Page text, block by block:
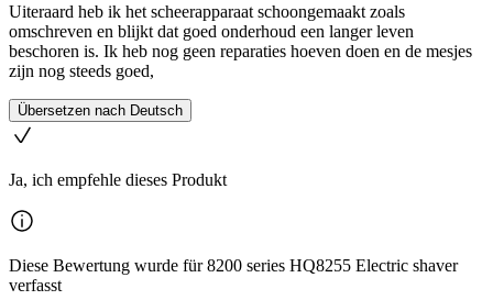
Uiteraard heb ik het scheerapparaat schoongemaakt zoals
omschreven en blijkt dat goed onderhoud een langer leven
beschoren is. Ik heb nog geen reparaties hoeven doen en de mesjes
zijn nog steeds goed,
Übersetzen nach Deutsch
Ja, ich empfehle dieses Produkt
Diese Bewertung wurde für 8200 series HQ8255 Electric shaver
verfasst